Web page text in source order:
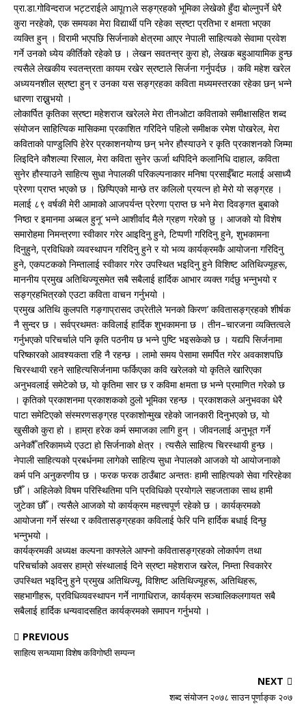
प्रा.डा.गोविन्दराज भट्टराईले आपूmले सङ्ग्रहको भूमिका लेखेको हुँदा बोल्नुपर्ने धेरै
कुरा नरहेको, एक समयका मेरा विद्यार्थी पनि रहेका स्रष्टा प्रतिभा र क्षमता भएका
व्यक्ति हुन् । विरामी भएपछि सिर्जनाको क्षेत्रमा आएर नेपाली साहित्यको सेवामा प्रवेश
गर्ने उनको ध्येय कीर्तिको रहेको छ । लेखन सवतन्त्र कुरा हो, लेखक बहुआयामिक हुन्छ
त्यसैले लेखकीय स्वतन्त्रता कायम रखेर स्रष्टाले सिर्जना गर्नुपर्दछ । कवि महेश खरेल
अध्ययनशील स्रष्टा हुन् र उनका यस सङ्ग्रहका कविता मध्यमस्तरका रहेका छन् भन्ने
धारणा राख्नुभयो ।
लोकार्पित कृतिका स्रष्टा महेशराज खरेलले मेरा तीनओटा कविताको समीक्षासहित शब्द
संयोजन साहित्यिक मासिकमा प्रकाशित गरिदिने पहिलो समीक्षक रमेश पोखरेल, मेरा
कविताको पाण्डुलिपि हेरेर प्रकाशनयोग्य छन् भनेर हौस्याउने र कृति प्रकाशनको जिम्मा
लिइदिने कौशल्या रिसाल, मेरा कविता सुनेर ऊर्जा थपिदिने कलानिधि दाहाल, कविता
सुनेर हौस्याउने साहित्य सुधा नेपालकी परिकल्पनाकार मनिषा प्रसाईँबाट मलाई असाध्यै
प्रेरणा प्राप्त भएको छ । छिप्पिएको मान्छे तर कलिलो प्रयत्न हो मेरो यो सङ्ग्रह ।
मलाई ८९ वर्षकी मेरी आमाको आजपर्यन्त प्रेरणा प्राप्त छ भने मेरा दिवङ्गत बुबाको
‘निष्ठा र इमानमा अब्बल हुनू’ भन्ने आशीर्वाद मैले ग्रहण गरेको छु । आजको यो विशेष
समारोहमा निमन्त्रणा स्वीकार गरेर आइदिनु हुने, टिप्पणी गरिदिनु हुने, शुभकामना
दिनुहुने, प्रविधिको व्यवस्थापन गरिदिनु हुने र यो भव्य कार्यक्रमकै आयोजना गरिदिनु
हुने, एकपटकको निम्तालाई स्वीकार गरेर उपस्थित भइदिनु हुने विशिष्ट अतिथिज्यूहरू,
माननीय प्रमुख अतिथिज्यूसमेत सबै सबैलाई हार्दिक आभार व्यक्त गर्दछु भन्नुभयो र
सङ्ग्रहभित्रको एउटा कविता वाचन गर्नुभयो ।
प्रमुख अतिथि कुलपति गङ्गाप्रासद उप्रेतीले ‘मनको किरण’ कवितासङ्ग्रहको शीर्षक
नै सुन्दर छ । सर्वप्रथमतः कविलाई हार्दिक शुभकामना छ । तीन–चारजना व्यक्तित्वले
गर्नुभएको परिचर्चाले पनि कृति पठनीय छ भन्ने पुष्टि भइसकेको छ । यद्यपि सिर्जनामा
परिष्कारको आवश्यकता रहि नै रहन्छ । लामो समय पेसामा समर्पित गरेर अवकाशपछि
चिरस्थायी रहने साहित्यसिर्जनामा फर्किएका कवि खरेलको यो कृतिले खारिएका
अनुभवलाई समेटेको छ, यो कृतिमा सार छ र कविमा क्षमता छ भन्ने प्रमाणित गरेको छ
। कृतिको प्रकाशनमा प्रकाशकको ठुलो भूमिका रहन्छ । प्रकाशकले अनुभवका धेरै
पाटा समेटिएको संस्मरणसङ्ग्रह प्रकाशोन्मुख रहेको जानकारी दिनुभएको छ, यो
खुसीको कुरा हो । हाम्रा हरेक कर्म समाजका लागि हुन् । जीवनलाई अनुभूत गर्ने
अनेकौँ तरिकामध्ये एउटा हो सिर्जनाको क्षेत्र । त्यसैले साहित्य चिरस्थायी हुन्छ ।
नेपाली साहित्यको प्रबर्धनमा लागेको साहित्य सुधा नेपालको आजको यो आयोजनाको
कर्म पनि अनुकरणीय छ । फरक फरक ठाउँबाट अन्ततः हामी साहित्यको सेवा गरिरहेका
छौँ । अहिलेको विषम परिस्थितिमा पनि प्रविधिको प्रयोगले सहजताका साथ हामी
जुटेका छौँ । त्यसैले आजको यो कार्यक्रम महत्त्वपूर्ण रहेको छ । कार्यक्रमको
आयोजना गर्ने संस्था र कवितासङ्ग्रहका कविलाई फेरि पनि हार्दिक बधाई दिन्छु
भन्नुभयो ।
कार्यक्रमकी अध्यक्ष कल्पना काफ्लेले आफ्नो कवितासङ्ग्रहको लोकार्पण तथा
परिचर्चाको अवसर हाम्रो संस्थालाई दिने स्रष्टा महेशराज खरेल, निम्ता स्विकारेर
उपस्थित भइदिनु हुने प्रमुख अतिथिज्यू, विशिष्ट अतिथिज्यूहरू, अतिथिहरू,
सहभागीहरू, प्रविधिव्यवस्थापन गर्ने नागाधिराज, कार्यक्रम सञ्चालिकलगायत सबै
सबैलाई हार्दिक धन्यवादसहित कार्यक्रमको समापन गर्नुभयो ।
PREVIOUS
साहित्य सन्ध्यामा विशेष कविगोष्ठी सम्पन्न
NEXT
शब्द संयोजन २०७८ साउन पूर्णाङ्क २०७